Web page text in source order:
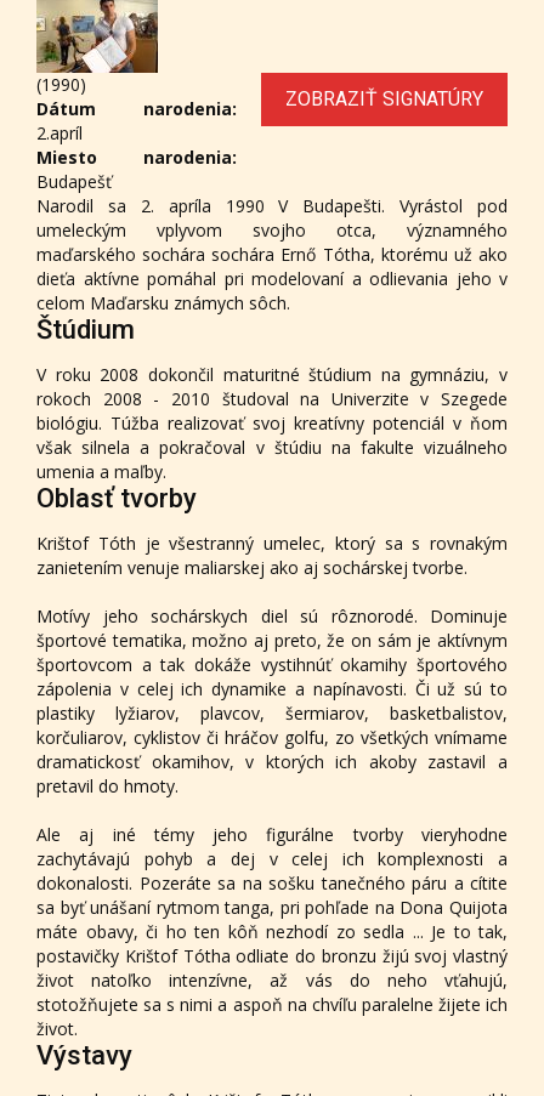
ZOBRAZIŤ SIGNATÚRY
(1990)
Dátum narodenia:
2.apríl
Miesto narodenia:
Budapešť
Narodil sa 2. apríla 1990 V Budapešti. Vyrástol pod
umeleckým vplyvom svojho otca, významného
maďarského sochára sochára Ernő Tótha, ktorému už ako
dieťa aktívne pomáhal pri modelovaní a odlievania jeho v
celom Maďarsku známych sôch.
Štúdium
V roku 2008 dokončil maturitné štúdium na gymnáziu, v
rokoch 2008 - 2010 študoval na Univerzite v Szegede
biológiu. Túžba realizovať svoj kreatívny potenciál v ňom
však silnela a pokračoval v štúdiu na fakulte vizuálneho
umenia a maľby.
Oblasť tvorby
Krištof Tóth je všestranný umelec, ktorý sa s rovnakým
zanietením venuje maliarskej ako aj sochárskej tvorbe.
Motívy jeho sochárskych diel sú rôznorodé. Dominuje
športové tematika, možno aj preto, že on sám je aktívnym
športovcom a tak dokáže vystihnúť okamihy športového
zápolenia v celej ich dynamike a napínavosti. Či už sú to
plastiky lyžiarov, plavcov, šermiarov, basketbalistov,
korčuliarov, cyklistov či hráčov golfu, zo všetkých vnímame
dramatickosť okamihov, v ktorých ich akoby zastavil a
pretavil do hmoty.
Ale aj iné témy jeho figurálne tvorby vieryhodne
zachytávajú pohyb a dej v celej ich komplexnosti a
dokonalosti. Pozeráte sa na sošku tanečného páru a cítite
sa byť unášaní rytmom tanga, pri pohľade na Dona Quijota
máte obavy, či ho ten kôň nezhodí zo sedla ... Je to tak,
postavičky Krištof Tótha odliate do bronzu žijú svoj vlastný
život natoľko intenzívne, až vás do neho vťahujú,
stotožňujete sa s nimi a aspoň na chvíľu paralelne žijete ich
život.
Výstavy